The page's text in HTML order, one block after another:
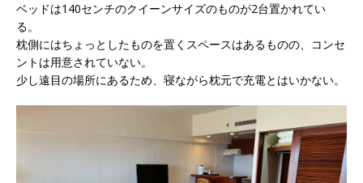
ベッドは140センチのクイーンサイズのものが2台置かれてい
る。
枕側にはちょっとしたものを置くスペースはあるものの、コンセ
ントは用意されていない。
少し遠目の場所にあるため、寝ながら枕元で充電とはいかない。